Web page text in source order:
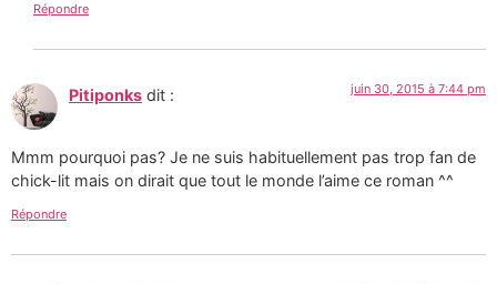
Répondre
Pitiponks dit : juin 30, 2015 à 7:44 pm
Mmm pourquoi pas? Je ne suis habituellement pas trop fan de
chick-lit mais on dirait que tout le monde l’aime ce roman ^^
Répondre